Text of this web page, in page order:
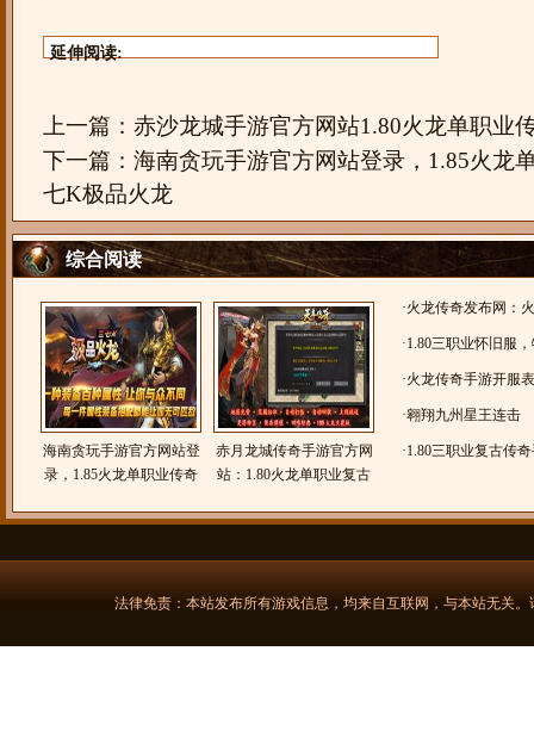
延伸阅读:
上一篇： 赤沙龙城手游官方网站1.80火龙单职业
下一篇： 海南贪玩手游官方网站登录，1.85火龙
七K极品火龙
综合阅读
海南贪玩手游官方网站登
录，1.85火龙单职业传奇
赤月龙城传奇手游官方网
站：1.80火龙单职业复古
·火龙传奇发布网：
龙传奇，1.85火龙
·1.80三职业怀旧服
三职业，三端互通
·火龙传奇手游开服
1.80火龙
·翱翔九州星王连击
·1.80三职业复古传
法律免责：本站发布所有游戏信息，均来自互联网，与本站无关